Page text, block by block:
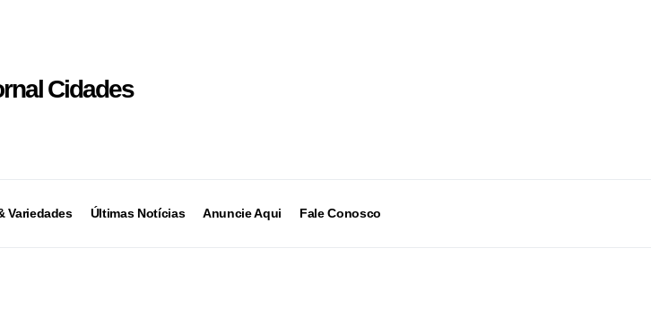
Variedades Últimas Notícias Anuncie Aqui Fale Conosco